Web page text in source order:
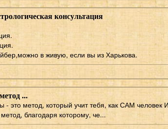
консультация
в живую, если вы из Харькова.
...
- это метод, который учит тебя, как САМ
благодаря которому, че...